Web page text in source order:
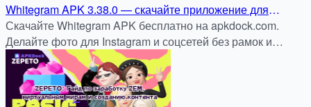
Whitegram APK 3.38.0 — скачайте приложение для
Android и публикуйте фото в Instagram без обрезки через
APKDock
Скачайте Whitegram APK бесплатно на apkdock.com.
Делайте фото для Instagram и соцсетей без рамок и
обрезки — быстро, удобно и безопасно.